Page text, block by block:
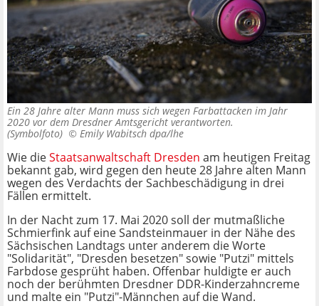
Ein 28 Jahre alter Mann muss sich wegen Farbattacken im Jahr
2020 vor dem Dresdner Amtsgericht verantworten.
(Symbolfoto) © Emily Wabitsch dpa/lhe
Wie dieStaatsanwaltschaft Dresden am heutigen Freitag
bekannt gab, wird gegen den heute 28 Jahre alten Mann
wegen des Verdachts der Sachbeschädigung in drei
Fällen ermittelt.
In der Nacht zum 17. Mai 2020 soll der mutmaßliche
Schmierfink auf eine Sandsteinmauer in der Nähe des
Sächsischen Landtags unter anderem die Worte
"Solidarität", "Dresden besetzen" sowie "Putzi" mittels
Farbdose gesprüht haben. Offenbar huldigte er auch
noch der berühmten Dresdner DDR-Kinderzahncreme
und malte ein "Putzi"-Männchen auf die Wand.